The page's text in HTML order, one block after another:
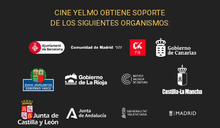
CINE YELMO OBTIENE SOPORTE
DE LOS SIGUIENTES ORGANISMOS: